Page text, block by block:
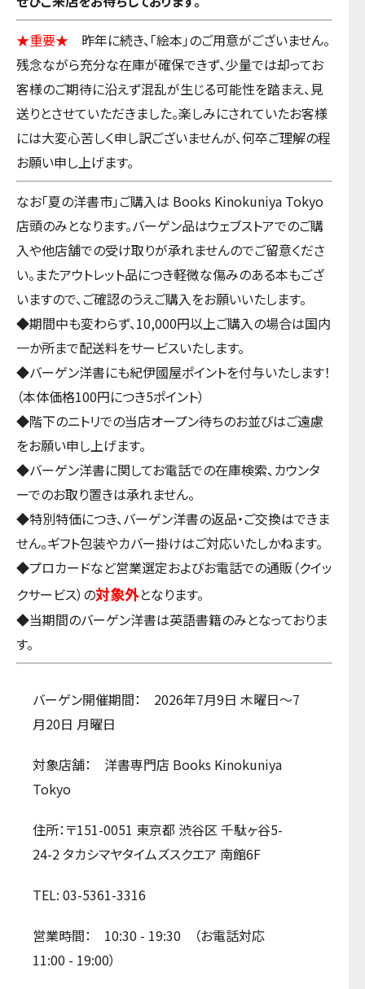
★重要★ 昨年に続き、「絵本」のご用意がございません。
残念ながら充分な在庫が確保できず、少量では却ってお
客様のご期待に沿えず混乱が生じる可能性を踏まえ、見
送りとさせていただきました。楽しみにされていたお客様
には大変心苦しく申し訳ございませんが、何卒ご理解の程
お願い申し上げます。
なお「夏の洋書市」ご購入は Books Kinokuniya Tokyo
店頭のみとなります。バーゲン品はウェブストアでのご購
入や他店舗での受け取りが承れませんのでご留意くださ
い。またアウトレット品につき軽微な傷みのある本もござ
いますので、ご確認のうえご購入をお願いいたします。
◆期間中も変わらず、10,000円以上ご購入の場合は国内
一か所まで配送料をサービスいたします。
◆バーゲン洋書にも紀伊國屋ポイントを付与いたします！
（本体価格100円につき5ポイント）
◆階下のニトリでの当店オープン待ちのお並びはご遠慮
をお願い申し上げます。
◆バーゲン洋書に関してお電話での在庫検索、カウンタ
ーでのお取り置きは承れません。
◆特別特価につき、バーゲン洋書の返品・ご交換はできま
せん。ギフト包装やカバー掛けはご対応いたしかねます。
◆プロカードなど営業選定およびお電話での通販（クイッ
クサービス）の対象外となります。
◆当期間のバーゲン洋書は英語書籍のみとなっておりま
す。
バーゲン開催期間： 2026年7月9日 木曜日～7
月20日 月曜日
対象店舗： 洋書専門店 Books Kinokuniya
Tokyo
住所：〒151-0051 東京都 渋谷区 千駄ヶ谷5-
24-2 タカシマヤタイムズスクエア 南館6F
TEL: 03-5361-3316
営業時間： 10:30 - 19:30 （お電話対応
11:00 - 19:00）